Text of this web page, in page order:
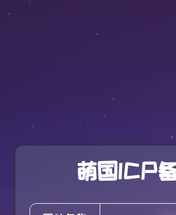
萌国ICP